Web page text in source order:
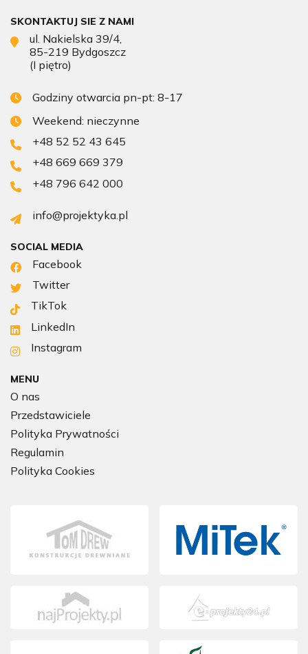
SKONTAKTUJ SIE Z NAMI
ul. Nakielska 39/4,
85-219 Bydgoszcz
(I piętro)
Godziny otwarcia pn-pt: 8-17
Weekend: nieczynne
+48 52 52 43 645
+48 669 669 379
+48 796 642 000
info@projektyka.pl
SOCIAL MEDIA
Facebook
Twitter
TikTok
LinkedIn
Instagram
MENU
O nas
Przedstawiciele
Polityka Prywatności
Regulamin
Polityka Cookies